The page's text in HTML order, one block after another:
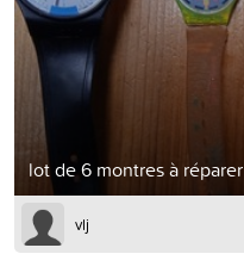
lot de 6 montres à réparer
vlj